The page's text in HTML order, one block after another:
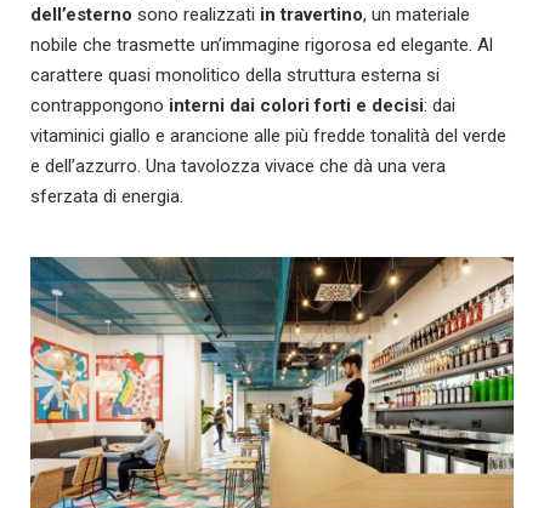
dell’esterno sono realizzati in travertino, un materiale
nobile che trasmette un’immagine rigorosa ed elegante. Al
carattere quasi monolitico della struttura esterna si
contrappongono interni dai colori forti e decisi: dai
vitaminici giallo e arancione alle più fredde tonalità del verde
e dell’azzurro. Una tavolozza vivace che dà una vera
sferzata di energia.